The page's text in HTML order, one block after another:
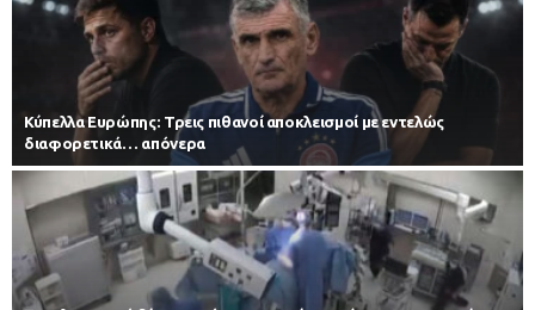
Κύπελλα Ευρώπης: Τρεις πιθανοί αποκλεισμοί με εντελώς
διαφορετικά… απόνερα